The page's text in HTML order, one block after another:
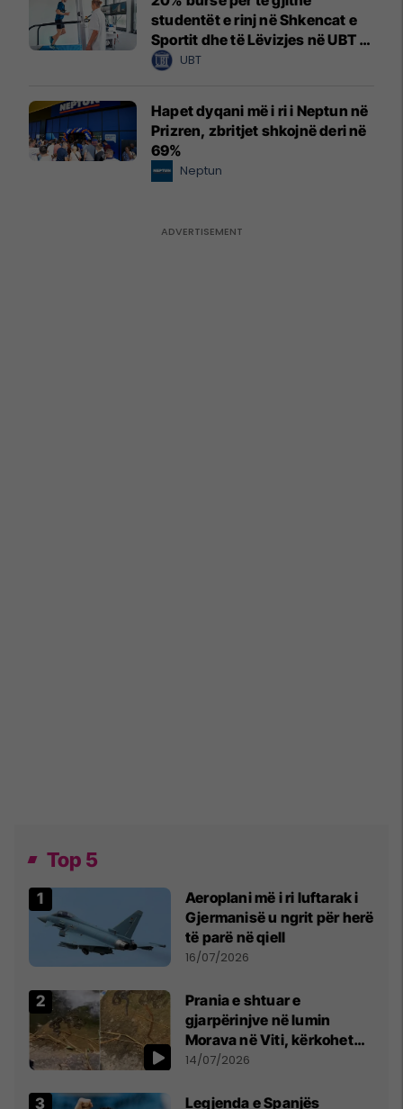
studentët e rinj në Shkencat e
Sportit dhe të Lëvizjes në UBT –
vendet janë të limituara
UBT
Hapet dyqani më i ri i Neptun në
Prizren, zbritjet shkojnë deri në
69%
Neptun
Top 5
Aeroplani më i ri luftarak i
Gjermanisë u ngrit për herë
të parë në qiell
16/07/2026
Prania e shtuar e
gjarpërinjve në lumin
Morava në Viti, kërkohet
kujdes nga qytetarët
14/07/2026
Legjenda e Spanjës